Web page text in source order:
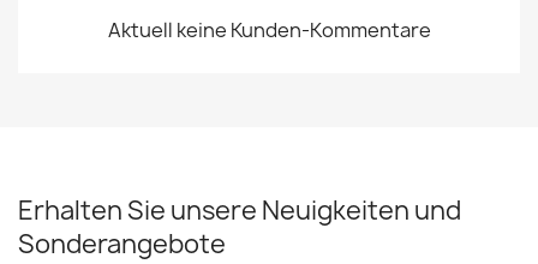
Aktuell keine Kunden-Kommentare
Erhalten Sie unsere Neuigkeiten und
Sonderangebote